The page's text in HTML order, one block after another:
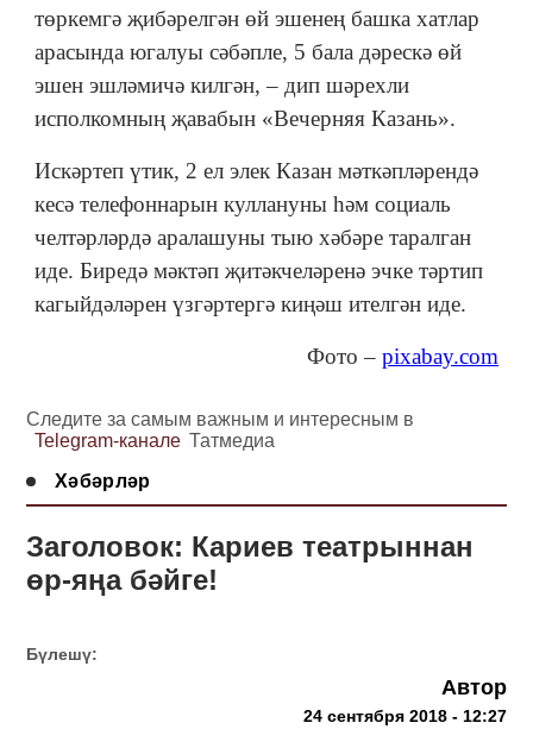
төркемгә җибәрелгән өй эшенең башка хатлар
арасында югалуы сәбәпле, 5 бала дәрескә өй
эшен эшләмичә килгән, – дип шәрехли
исполкомның җавабын «Вечерняя Казань».
Искәртеп үтик, 2 ел элек Казан мәткәпләрендә
кесә телефоннарын куллануны һәм социаль
челтәрләрдә аралашуны тыю хәбәре таралган
иде. Биредә мәктәп җитәкчеләренә эчке тәртип
кагыйдәләрен үзгәртергә киңәш ителгән иде.
Фото – pixabay.com
Следите за самым важным и интересным в
Telegram-канале Татмедиа
Хәбәрләр
Заголовок: Кариев театрыннан
өр-яңа бәйге!
Бүлешү:
Автор
24 сентября 2018 - 12:27